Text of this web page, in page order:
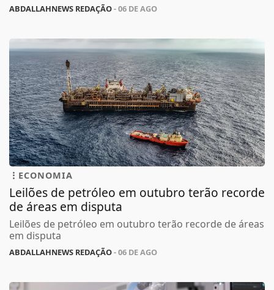
ABDALLAHNEWS REDAÇÃO- 06 DE AGO
ECONOMIA
Leilões de petróleo em outubro terão recorde
de áreas em disputa
Leilões de petróleo em outubro terão recorde de áreas
em disputa
ABDALLAHNEWS REDAÇÃO- 06 DE AGO